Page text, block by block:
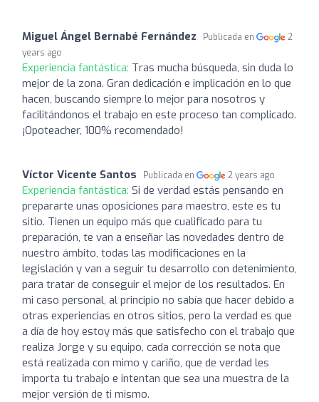
Miguel Ángel Bernabé Fernández Publicada en
2
years ago
Experiencia fantástica: Tras mucha búsqueda, sin duda lo
mejor de la zona. Gran dedicación e implicación en lo que
hacen, buscando siempre lo mejor para nosotros y
facilitándonos el trabajo en este proceso tan complicado.
¡Opoteacher, 100% recomendado!
Víctor Vicente Santos Publicada en 2 years ago
Experiencia fantástica: Si de verdad estás pensando en
prepararte unas oposiciones para maestro, este es tu
sitio. Tienen un equipo más que cualificado para tu
preparación, te van a enseñar las novedades dentro de
nuestro ámbito, todas las modificaciones en la
legislación y van a seguir tu desarrollo con detenimiento,
para tratar de conseguir el mejor de los resultados. En
mi caso personal, al principio no sabía que hacer debido a
otras experiencias en otros sitios, pero la verdad es que
a día de hoy estoy más que satisfecho con el trabajo que
realiza Jorge y su equipo, cada corrección se nota que
está realizada con mimo y cariño, que de verdad les
importa tu trabajo e intentan que sea una muestra de la
mejor versión de ti mismo.